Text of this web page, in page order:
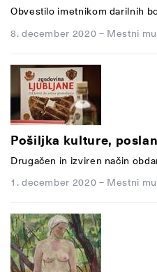
Obvestilo imetnikom darilnih
8. december 2020 – Mestni
Pošiljka kulture,
Drugačen in izviren način
1. december 2020 – Mestni